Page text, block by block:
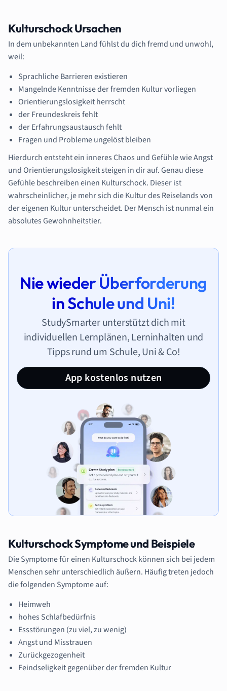
Kulturschock Ursachen
In dem unbekannten Land fühlst du dich fremd und unwohl,
weil:
Sprachliche Barrieren existieren
Mangelnde Kenntnisse der fremden Kultur vorliegen
Orientierungslosigkeit herrscht
der Freundeskreis fehlt
der Erfahrungsaustausch fehlt
Fragen und Probleme ungelöst bleiben
Hierdurch entsteht ein inneres Chaos und Gefühle wie Angst
und Orientierungslosigkeit steigen in dir auf. Genau diese
Gefühle beschreiben einen Kulturschock. Dieser ist
wahrscheinlicher, je mehr sich die Kultur des Reiselands von
der eigenen Kultur unterscheidet. Der Mensch ist nunmal ein
absolutes Gewohnheitstier.
Nie wieder Überforderung
in Schule und Uni!
StudySmarter unterstützt dich mit
individuellen Lernplänen, Lerninhalten und
Tipps rund um Schule, Uni & Co!
App kostenlos nutzen
Kulturschock Symptome und Beispiele
Die Symptome für einen Kulturschock können sich bei jedem
Menschen sehr unterschiedlich äußern. Häufig treten jedoch
die folgenden Symptome auf:
Heimweh
hohes Schlafbedürfnis
Essstörungen (zu viel, zu wenig)
Angst und Misstrauen
Zurückgezogenheit
Feindseligkeit gegenüber der fremden Kultur